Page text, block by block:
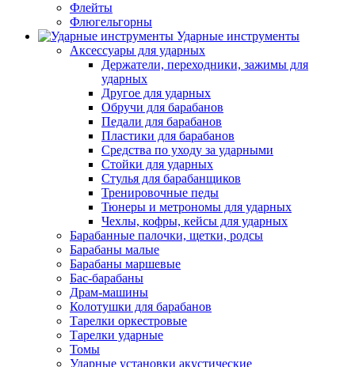
Флейты
Флюгельгорны
Ударные инструменты
Аксессуары для ударных
Держатели, переходники, зажимы для
ударных
Другое для ударных
Обручи для барабанов
Педали для барабанов
Пластики для барабанов
Средства по уходу за ударными
Стойки для ударных
Стулья для барабанщиков
Тренировочные педы
Тюнеры и метрономы для ударных
Чехлы, кофры, кейсы для ударных
Барабанные палочки, щетки, родсы
Барабаны малые
Барабаны маршевые
Бас-барабаны
Драм-машины
Колотушки для барабанов
Тарелки оркестровые
Тарелки ударные
Томы
Ударные установки акустические